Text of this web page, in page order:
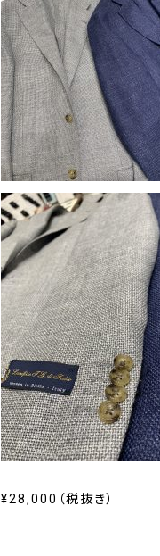
¥28,000（税抜き）